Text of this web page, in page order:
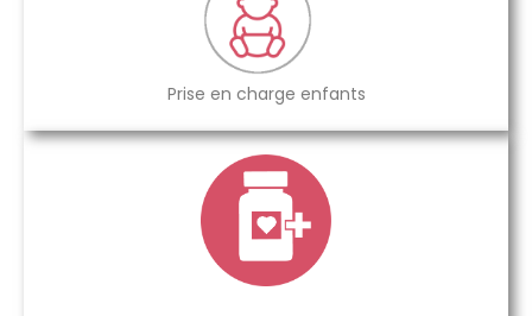
Prise en charge enfants